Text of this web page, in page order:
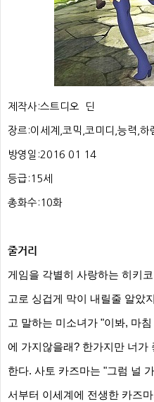
제작사:스트디오 딘
장르:이세계,코믹,코미디,능력,하
방영일:2016 01 14
등급:15세
총화수:10화
줄거리
게임을 각별히 사랑하는 히키
고로 싱겁게 막이 내릴줄 알았
고 말하는 미소녀가 "이봐, 마
에 가지않을래? 한가지만 너가
한다. 사토 카즈마는 "그럼 널
서부터 이세계에 전생한 카즈